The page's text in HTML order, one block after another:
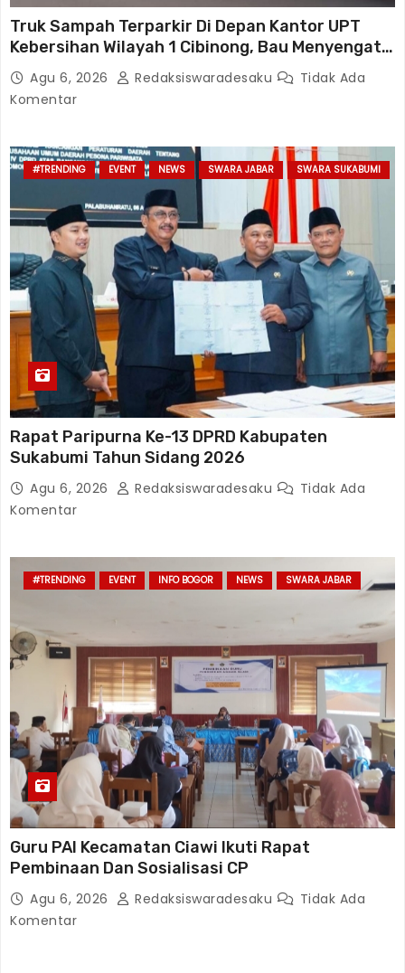
Truk Sampah Terparkir Di Depan Kantor UPT
Kebersihan Wilayah 1 Cibinong, Bau Menyengat
Diduga Resahkan Warga
Agu 6, 2026 Redaksiswaradesaku
Tidak Ada
Komentar
#TRENDING EVENT NEWS SWARA JABAR SWARA SUKABUMI
Rapat Paripurna Ke-13 DPRD Kabupaten
Sukabumi Tahun Sidang 2026
Agu 6, 2026 Redaksiswaradesaku
Tidak Ada
Komentar
#TRENDING EVENT INFO BOGOR NEWS SWARA JABAR
Guru PAI Kecamatan Ciawi Ikuti Rapat
Pembinaan Dan Sosialisasi CP
Agu 6, 2026 Redaksiswaradesaku
Tidak Ada
Komentar